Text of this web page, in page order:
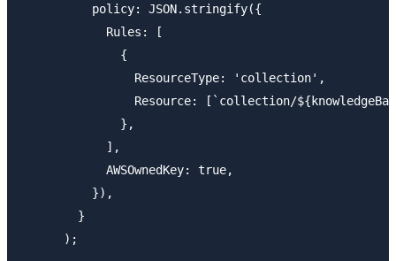
          policy: JSON.stringify({
            Rules: [
              {
                ResourceType: 'collection',
Resource: [`collection/
              },
            ],
            AWSOwnedKey: true,
          }),
        }
      );